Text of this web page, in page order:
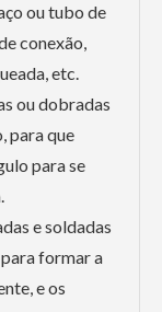
ou tubo de
conexão,
etc.
ou dobradas
para que
para se
e soldadas
formar a
e os